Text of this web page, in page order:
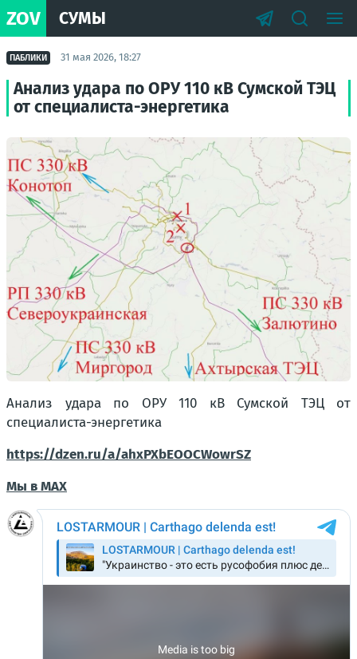
ZOV СУМЫ
ПАБЛИКИ 31 мая 2026, 18:27
Анализ удара по ОРУ 110 кВ Сумской ТЭЦ
от специалиста-энергетика
Анализ удара по ОРУ 110 кВ Сумской ТЭЦ от
специалиста-энергетика
https://dzen.ru/a/ahxPXbEOOCWowrSZ
Мы в MAX